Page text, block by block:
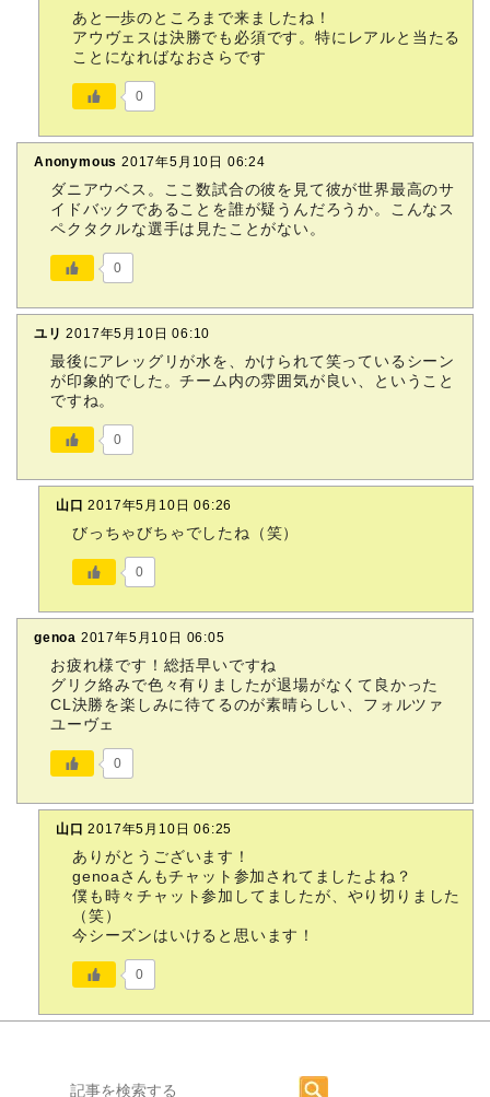
あと一歩のところまで来ましたね！
アウヴェスは決勝でも必須です。特にレアルと当たる
ことになればなおさらです
0
Anonymous 2017年5月10日 06:24
ダニアウベス。ここ数試合の彼を見て彼が世界最高のサ
イドバックであることを誰が疑うんだろうか。こんなス
ペクタクルな選手は見たことがない。
0
ユリ 2017年5月10日 06:10
最後にアレッグリが水を、かけられて笑っているシーン
が印象的でした。チーム内の雰囲気が良い、ということ
ですね。
0
山口 2017年5月10日 06:26
びっちゃびちゃでしたね（笑）
0
genoa 2017年5月10日 06:05
お疲れ様です！総括早いですね
グリク絡みで色々有りましたが退場がなくて良かった
CL決勝を楽しみに待てるのが素晴らしい、フォルツァ
ユーヴェ
0
山口 2017年5月10日 06:25
ありがとうございます！
genoaさんもチャット参加されてましたよね？
僕も時々チャット参加してましたが、やり切りました
（笑）
今シーズンはいけると思います！
0